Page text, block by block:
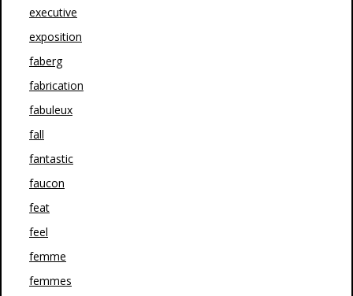
executive
exposition
faberg
fabrication
fabuleux
fall
fantastic
faucon
feat
feel
femme
femmes